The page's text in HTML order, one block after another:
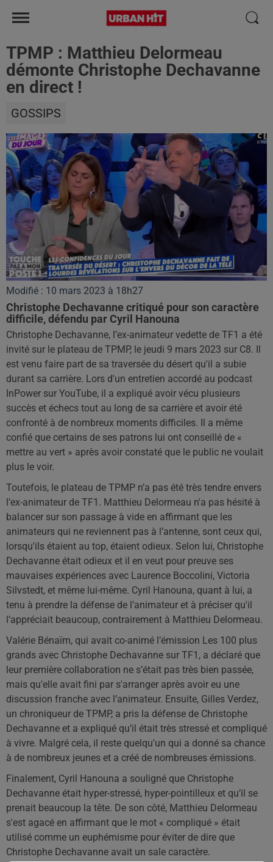
TPMP : Matthieu Delormeau
démonte Christophe Dechavanne
en direct !
GOSSIPS
Modifié : 10 mars 2023 à 18h27
Christophe Dechavanne critiqué pour son caractère
difficile, défendu par Cyril Hanouna
Christophe Dechavanne, l’ex-animateur vedette de TF1 a été
invité sur le plateau de TPMP, le jeudi 9 mars 2023 sur C8. Il
est venu faire part de sa traversée du désert qu'il a subie
durant sa carrière. Lors d'un entretien accordé au podcast
InPower sur YouTube, il a expliqué avoir vécu plusieurs
succès et échecs tout au long de sa carrière et avoir été
confronté à de nombreux moments difficiles. Il a même
confié que certains de ses patrons lui ont conseillé de «
mettre au vert » après avoir constaté que le public ne voulait
plus le voir.
Toutefois, le plateau de TPMP n’a pas été très tendre envers
l’ex-animateur de TF1. Matthieu Delormeau n'a pas hésité à
balancer sur son passage à vide en affirmant que les
animateurs qui ne reviennent pas à l’antenne, sont ceux qui,
lorsqu'ils étaient au top, étaient odieux. Selon lui, Christophe
Dechavanne était odieux et il en veut pour preuve ses
mauvaises expériences avec Laurence Boccolini, Victoria
Silvstedt, et même lui-même. Cyril Hanouna, quant à lui, a
tenu à prendre la défense de l’animateur et à préciser qu'il
l’appréciait beaucoup, contrairement à Matthieu Delormeau.
Valérie Bénaïm, qui avait co-animé l’émission Les 100 plus
grands avec Christophe Dechavanne sur TF1, a déclaré que
leur première collaboration ne s’était pas très bien passée,
mais qu'elle avait fini par s'arranger après avoir eu une
discussion franche avec l’animateur. Ensuite, Gilles Verdez,
un chroniqueur de TPMP, a pris la défense de Christophe
Dechavanne et a expliqué qu’il était très stressé et compliqué
à vivre. Malgré cela, il reste quelqu'un qui a donné sa chance
à de nombreux jeunes et a créé de nombreuses émissions.
Finalement, Cyril Hanouna a souligné que Christophe
Dechavanne était hyper-stressé, hyper-pointilleux et qu’il se
prenait beaucoup la tête. De son côté, Matthieu Delormeau
s'est agacé en affirmant que le mot « compliqué » était
utilisé comme un euphémisme pour éviter de dire que
Christophe Dechavanne avait un sale caractère.